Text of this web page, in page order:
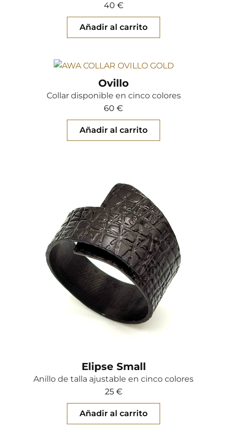
40 €
Añadir al carrito
Ovillo
Collar disponible en cinco colores
60 €
Añadir al carrito
Elipse Small
Anillo de talla ajustable en cinco colores
25 €
Añadir al carrito